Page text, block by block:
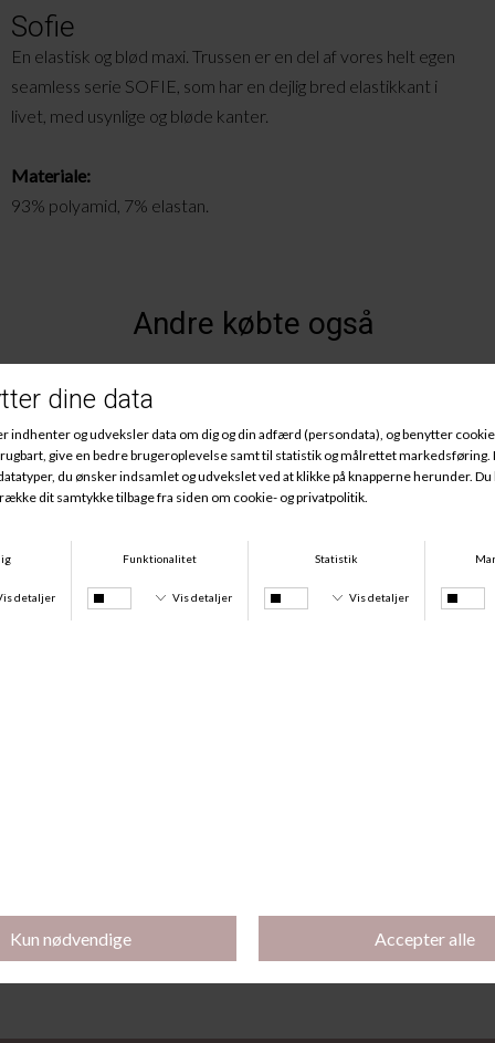
Sofie
En elastisk og blød maxi. Trussen er en del af vores helt egen
seamless serie SOFIE, som har en dejlig bred elastikkant i
livet, med usynlige og bløde kanter.
Materiale:
93% polyamid, 7% elastan.
Andre købte også
Køb 2 stk for 200 kr
Sofie String, Råhvid
Sofie Maxi, Råhvid
Sofie Tai, Råhvid
DKK 119,95
Maja Bambus Tai, Råhvid
DKK 139,95